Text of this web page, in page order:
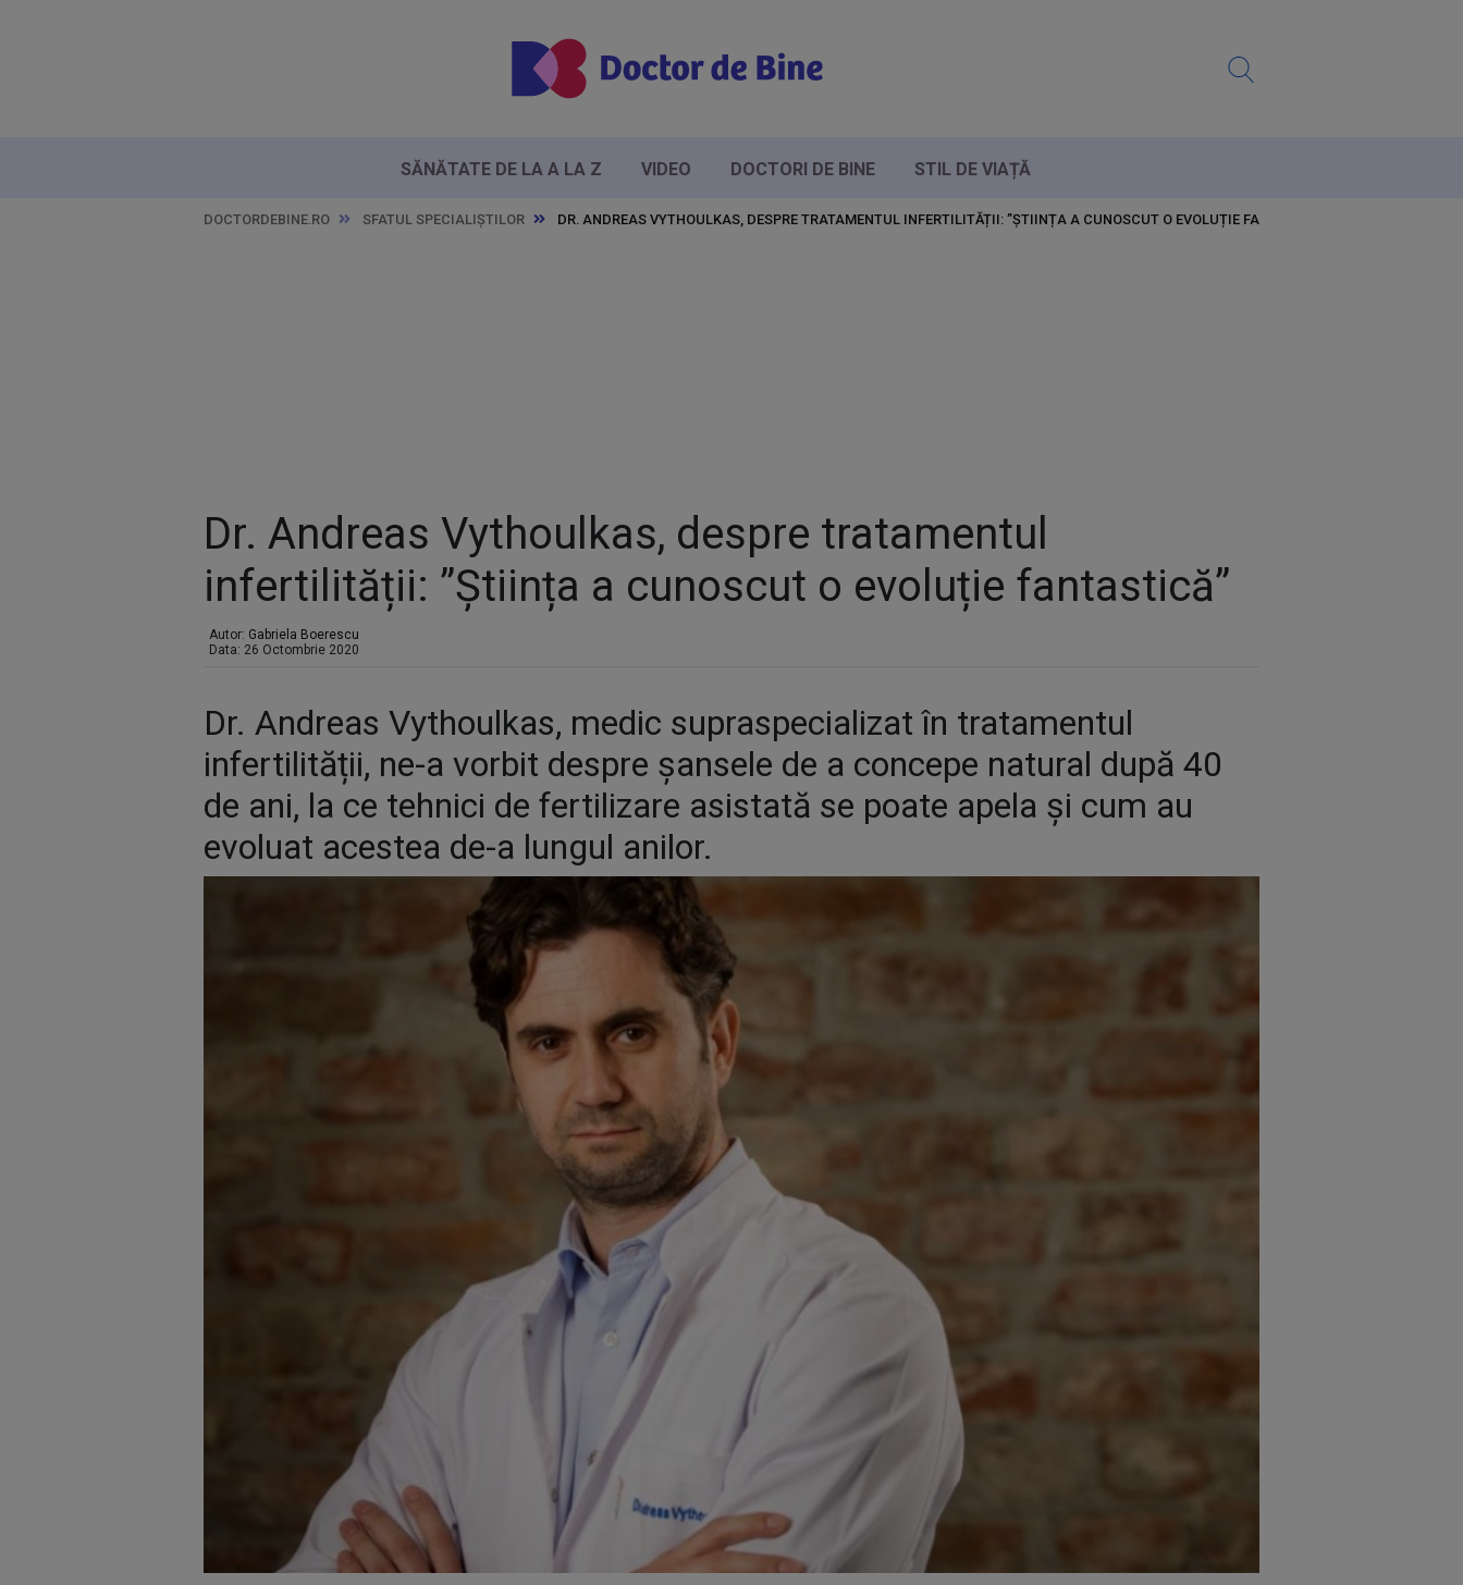
SĂNĂTATE DE LA A LA Z VIDEO DOCTORI DE BINE STIL DE VIAȚĂ
DOCTORDEBINE.RO SFATUL SPECIALIȘTILOR DR. ANDREAS VYTHOULKAS, DESPRE TRATAMENTUL INFERTILITĂȚII: ”ȘTIINȚA A CUNOSCUT O EVOLUȚIE FANTASTICĂ”
Dr. Andreas Vythoulkas, despre tratamentul
infertilității: ”Știința a cunoscut o evoluție fantastică”
Autor: Gabriela Boerescu
Data: 26 Octombrie 2020
Dr. Andreas Vythoulkas, medic supraspecializat în tratamentul
infertilității, ne-a vorbit despre șansele de a concepe natural după 40
de ani, la ce tehnici de fertilizare asistată se poate apela și cum au
evoluat acestea de-a lungul anilor.